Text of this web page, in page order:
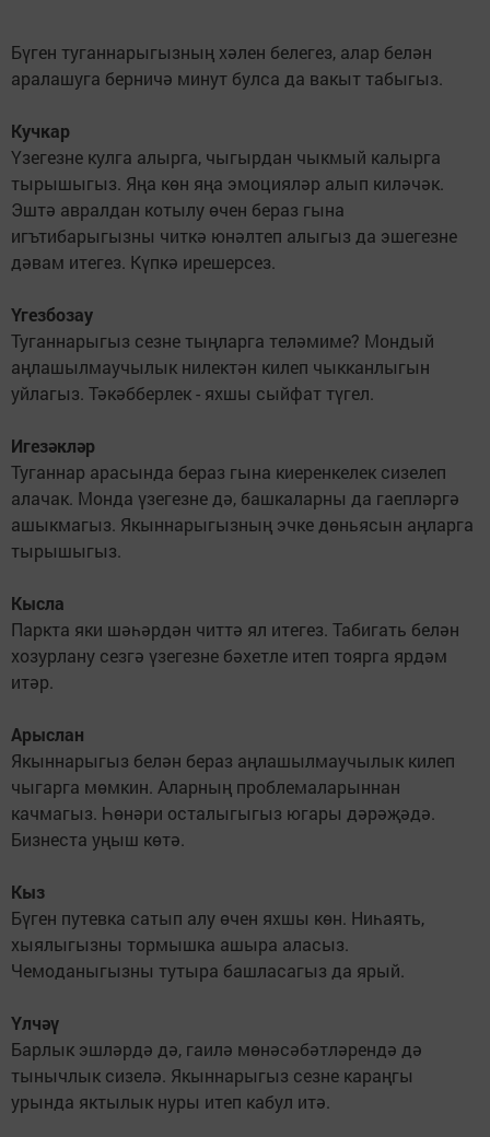
Бүген туганнарыгызның хәлен белегез, алар белән
аралашуга берничә минут булса да вакыт табыгыз.
Кучкар
Үзегезне кулга алырга, чыгырдан чыкмый калырга
тырышыгыз. Яңа көн яңа эмоцияләр алып киләчәк.
Эштә авралдан котылу өчен бераз гына
игътибарыгызны читкә юнәлтеп алыгыз да эшегезне
дәвам итегез. Күпкә ирешерсез.
Үгезбозау
Туганнарыгыз сезне тыңларга теләмиме? Мондый
аңлашылмаучылык нилектән килеп чыкканлыгын
уйлагыз. Тәкәбберлек - яхшы сыйфат түгел.
Игезәкләр
Туганнар арасында бераз гына киеренкелек сизелеп
алачак. Монда үзегезне дә, башкаларны да гаепләргә
ашыкмагыз. Якыннарыгызның эчке дөньясын аңларга
тырышыгыз.
Кысла
Паркта яки шәһәрдән читтә ял итегез. Табигать белән
хозурлану сезгә үзегезне бәхетле итеп тоярга ярдәм
итәр.
Арыслан
Якыннарыгыз белән бераз аңлашылмаучылык килеп
чыгарга мөмкин. Аларның проблемаларыннан
качмагыз. Һөнәри осталыгыгыз югары дәрәҗәдә.
Бизнеста уңыш көтә.
Кыз
Бүген путевка сатып алу өчен яхшы көн. Ниһаять,
хыялыгызны тормышка ашыра аласыз.
Чемоданыгызны тутыра башласагыз да ярый.
Үлчәү
Барлык эшләрдә дә, гаилә мөнәсәбәтләрендә дә
тынычлык сизелә. Якыннарыгыз сезне караңгы
урында яктылык нуры итеп кабул итә.